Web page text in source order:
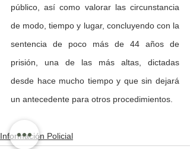
público, así como valorar las circunstancia
de modo, tiempo y lugar, concluyendo con la
sentencia de poco más de 44 años de
prisión, una de las más altas, dictadas
desde hace mucho tiempo y que sin dejará
un antecedente para otros procedimientos.
Información Policial